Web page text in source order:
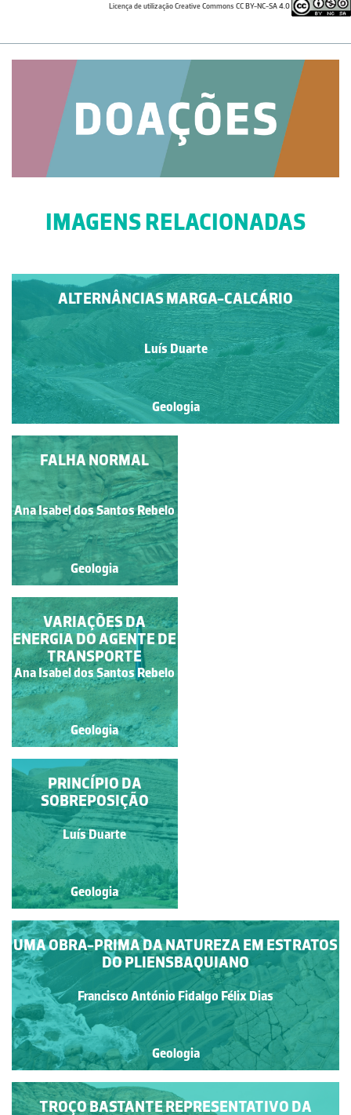
Licença de utilização Creative Commons CC BY-NC-SA 4.0
IMAGENS RELACIONADAS
ALTERNÂNCIAS MARGA-CALCÁRIO
Luís Duarte
Geologia
MANCHAS DE
REDUÇÃO-OXIDAÇÃO
EM CALCÁRIOS
MARGOSOS DO
JURÁSSICO INFERIOR
Francisco António Fidalgo
Félix Dias
Geologia
FALHA NORMAL
Ana Isabel dos Santos Rebelo
Geologia
CASCATA DE
HENGIFOSS
Fernando Lopes
Geologia
VARIAÇÕES DA
ENERGIA DO AGENTE DE
TRANSPORTE
Ana Isabel dos Santos Rebelo
Geologia
CORPO ARENÍTICO
Ana Isabel dos Santos
Rebelo
Geologia
PRINCÍPIO DA
SOBREPOSIÇÃO
Luís Duarte
Geologia
UMA OBRA-PRIMA DA NATUREZA EM ESTRATOS
DO PLIENSBAQUIANO
Francisco António Fidalgo Félix Dias
Geologia
TROÇO BASTANTE REPRESENTATIVO DA